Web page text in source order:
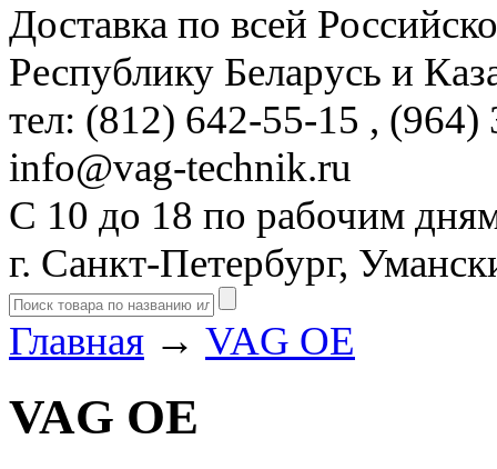
Доставка по всей
Республику Беларусь и
тел: (812) 642-55-15 , (964)
info@vag-technik.ru
С 10 до 18 по рабочим
г. Санкт-Петербург,
Главная → VAG OE
VAG OE